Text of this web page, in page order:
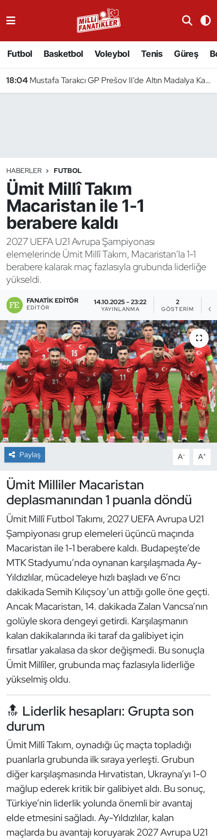
Futbol Basketbol Voleybol Tenis Güreş
18:04 Mustafa Tarakcı GP Prešov II’de Altın Madalya Kazandı
HABERLER FUTBOL
Ümit Millî Takım
Macaristan ile 1-1
berabere kaldı
2027 UEFA U21 Avrupa Şampiyonası
elemelerinde Ümit Millî Takım, Macaristan’la 1-1
berabere kalarak maç fazlasıyla grubunda liderliğe
yükseldi.
FANATIK EDITÖR
EDITÖR
14.10.2025 - 23:22
YAYINLANMA
2
GÖSTERIM
Paylaş A- A+
Ümit Milliler Macaristan
deplasmanından 1 puanla döndü
Ümit Millî Futbol Takımı, 2027 UEFA Avrupa U21
Şampiyonası grup elemeleri üçüncü maçında
Macaristan ile 1-1 berabere kaldı. Budapeşte’de
MTK Stadyumu’nda oynanan karşılaşmada Ay-
Yıldızlılar, mücadeleye hızlı başladı ve 6’ncı
dakikada Semih Kılıçsoy’un attığı golle öne geçti.
Ancak Macaristan, 14. dakikada Zalan Vancsa’nın
golüyle skora dengeyi getirdi. Karşılaşmanın
kalan dakikalarında iki taraf da galibiyet için
fırsatlar yakalasa da skor değişmedi. Bu sonuçla
Ümit Millîler, grubunda maç fazlasıyla liderliğe
yükselmiş oldu.
🔝 Liderlik hesapları: Grupta son
durum
Ümit Millî Takım, oynadığı üç maçta topladığı
puanlarla grubunda ilk sıraya yerleşti. Grubun
diğer karşılaşmasında Hırvatistan, Ukrayna’yı 1-0
mağlup ederek kritik bir galibiyet aldı. Bu sonuç,
Türkiye’nin liderlik yolunda önemli bir avantaj
elde etmesini sağladı. Ay-Yıldızlılar, kalan
maçlarda bu avantajı koruyarak 2027 Avrupa U21
Badminton
Binicilik
Bisiklet
Bocce Bowling Dart
Boks
Briç
Buz Hokeyi
Buz Pateni
Çim Hokeyi
Cimnastik
Curling
Dağcılık
Dans Sporları
Dövüş Sanatı
E-Spor
Eskrim
Futbol
Futsal
Genel
Golf
Güreş
Halter
Hava Sporları
Hentbol
İşitme Engelli Sporcular
Judo ve Kuraş
Kano ve Rafting
Karate